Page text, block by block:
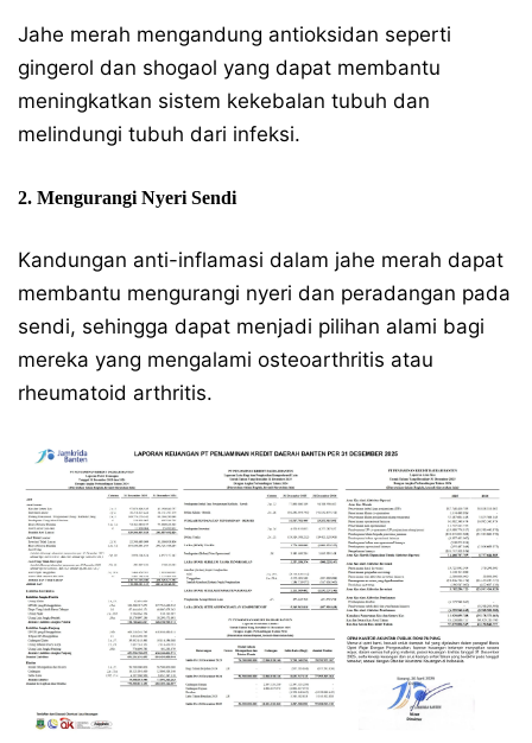
Jahe merah mengandung antioksidan seperti
gingerol dan shogaol yang dapat membantu
meningkatkan sistem kekebalan tubuh dan
melindungi tubuh dari infeksi.
2. Mengurangi Nyeri Sendi
Kandungan anti-inflamasi dalam jahe merah dapat
membantu mengurangi nyeri dan peradangan pada
sendi, sehingga dapat menjadi pilihan alami bagi
mereka yang mengalami osteoarthritis atau
rheumatoid arthritis.